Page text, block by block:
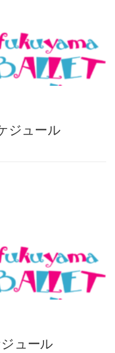
ジュール
ュール